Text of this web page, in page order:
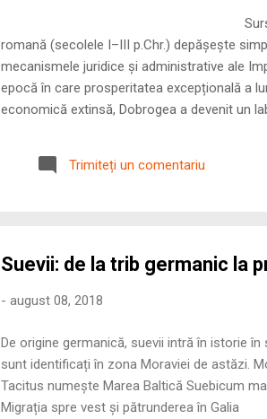
Sursa foto:
romană (secolele I–III p.Chr.) depășește
mecanismele juridice și administrative ale
epocă în care prosperitatea excepțională a
economică extinsă, Dobrogea a devenit un
precizie profunzimea și ritmul procesului de
Trimiteți un comentariu
Suevii: de la trib germanic la
- august 08, 2018
De origine germanică, suevii intră în istorie
sunt identificați în zona Moraviei de astăzi.
Tacitus numește Marea Baltică Suebicum
Migrația spre vest și pătrunderea în Galia